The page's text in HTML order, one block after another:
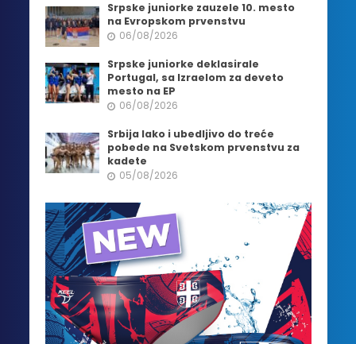
Srpske juniorke zauzele 10. mesto
na Evropskom prvenstvu
06/08/2026
Srpske juniorke deklasirale
Portugal, sa Izraelom za deveto
mesto na EP
06/08/2026
Srbija lako i ubedljivo do treće
pobede na Svetskom prvenstvu za
kadete
05/08/2026